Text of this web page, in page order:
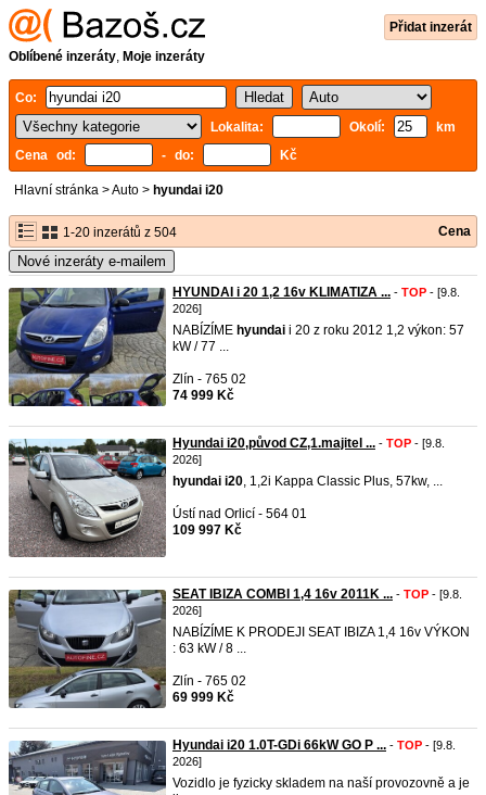
Přidat inzerát
Oblíbené inzeráty, Moje inzeráty
Co:
Lokalita:
Okolí:
km
Cena od:
- do: Kč
Hlavní stránka >Auto > hyundai i20
1-20 inzerátů z 504 Cena
Nové inzeráty e-mailem
HYUNDAI i 20 1,2 16v KLIMATIZA ... - TOP - [9.8.
2026]
NABÍZÍME hyundai i 20 z roku 2012 1,2 výkon: 57
kW / 77 ...
Zlín - 765 02
74 999 Kč
Hyundai i20,původ CZ,1.majitel ... - TOP - [9.8.
2026]
hyundai i20, 1,2i Kappa Classic Plus, 57kw, ...
Ústí nad Orlicí - 564 01
109 997 Kč
SEAT IBIZA COMBI 1,4 16v 2011K ... - TOP - [9.8.
2026]
NABÍZÍME K PRODEJI SEAT IBIZA 1,4 16v VÝKON
: 63 kW / 8 ...
Zlín - 765 02
69 999 Kč
Hyundai i20 1.0T-GDi 66kW GO P ... - TOP - [9.8.
2026]
Vozidlo je fyzicky skladem na naší provozovně a je